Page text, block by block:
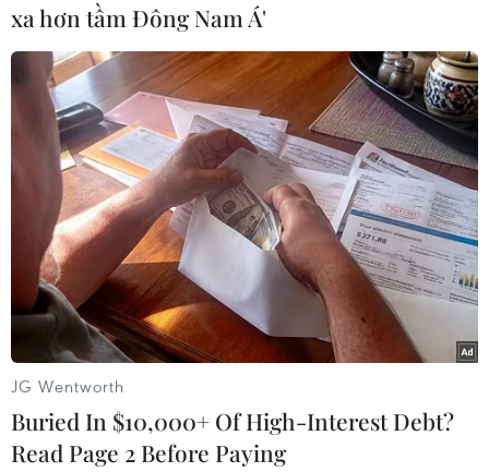
đồn trú của USFK tại Daegu vẫn đóng cửa trong
ngày 21/2, quyết định đóng cửa trong tuần tới sẽ
được đưa ra vào cuối tuần này./.
xa hơn tầm Đông Nam Á'
JG Wentworth
Buried In $10,000+ Of High-Interest Debt?
Read Page 2 Before Paying